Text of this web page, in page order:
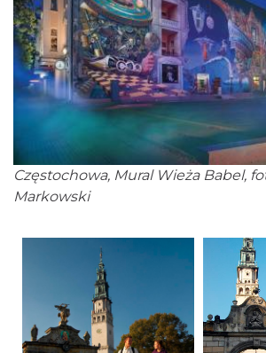
Częstochowa, Mural Wieża Babel,
Markowski